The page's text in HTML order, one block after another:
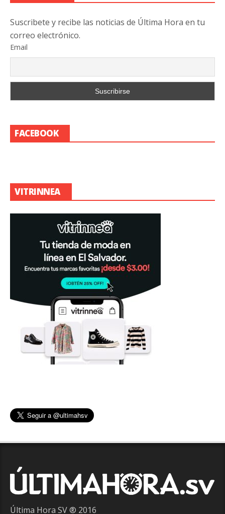
Suscribete y recibe las noticias de Última Hora en tu
correo electrónico.
Email
FACEBOOK
VITRINNEA
Última Hora SV ® 2016